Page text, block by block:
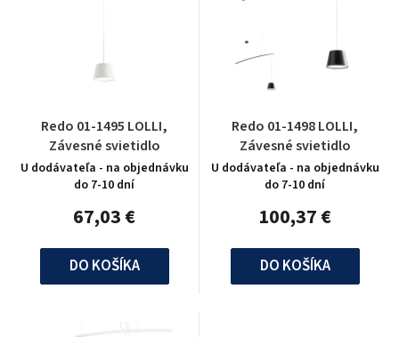
Redo 01-1495 LOLLI,
Závesné svietidlo
U dodávateľa - na objednávku
do 7-10 dní
67,03 €
DO KOŠÍKA
Redo 01-1498 LOLLI,
Závesné svietidlo
U dodávateľa - na objednávku
do 7-10 dní
100,37 €
DO KOŠÍKA